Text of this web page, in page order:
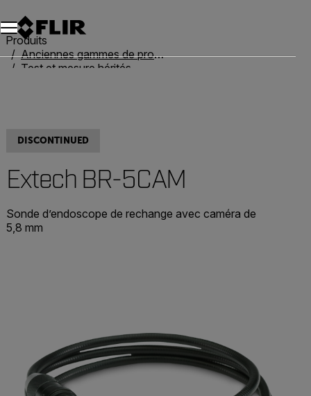
Unread messages
Modèle
Supprimer
articles
article
Ajouter au panier
Ajouté au panier
Produits
Anciennes gammes de produits
Test et mesure hérités
DISCONTINUED
Extech BR-5CAM
Sonde d’endoscope de rechange avec caméra de
5,8 mm